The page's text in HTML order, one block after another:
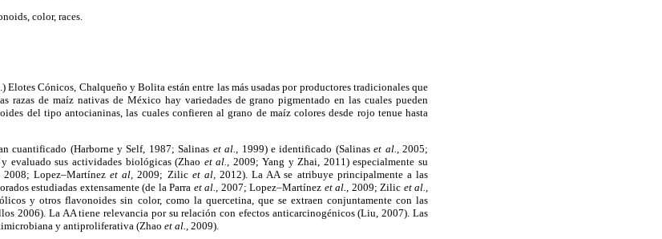
color, races.
Elotes Cónicos, Chalqueño y Bolita están entre las más usadas por productores tradicionales que
razas de maíz nativas de México hay variedades de grano pigmentado en las cuales pueden
del tipo antocianinas, las cuales confieren al grano de maíz colores desde rojo tenue hasta
cuantificado (Harborne y Self, 1987; Salinas et al., 1999) e identificado (Salinaset al.,2005;
evaluado sus actividades biológicas (Zhao et al., 2009; Yang y Zhai, 2011) especialmente su
2008; Lopez–Martínezet al,2009; Zilic et al,2012). La AA se atribuye principalmente a las
estudiadas extensamente (de la Parra et al., 2007; Lopez–Martínez et al., 2009; Zilic et al.,
y otros flavonoides sin color, como la quercetina, que se extraen conjuntamente con las
2006). La AA tiene relevancia por su relación con efectos anticarcinogénicos (Liu, 2007). Las
y antiproliferativa (Zhao et al., 2009).